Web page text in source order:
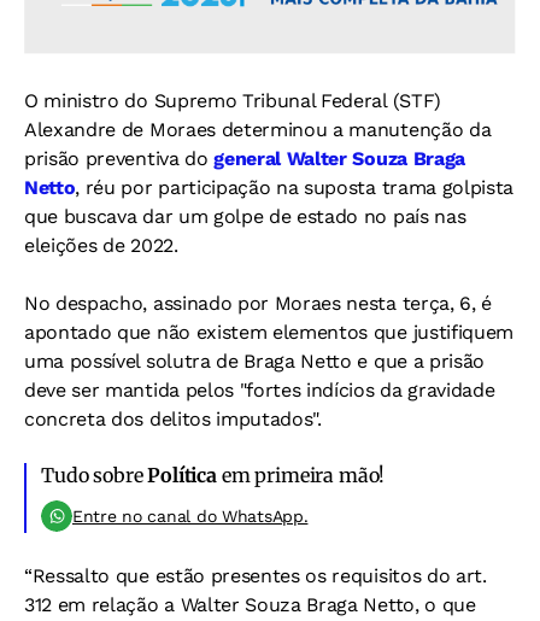
O ministro do Supremo Tribunal Federal (STF)
Alexandre de Moraes determinou a manutenção da
prisão preventiva dogeneral Walter Souza Braga
Netto, réu por participação na suposta trama golpista
que buscava dar um golpe de estado no país nas
eleições de 2022.
No despacho, assinado por Moraes nesta terça, 6, é
apontado que não existem elementos que justifiquem
uma possível solutra de Braga Netto e que a prisão
deve ser mantida pelos "fortes indícios da gravidade
concreta dos delitos imputados".
Tudo sobrePolíticaem primeira mão!
Entre no canal do WhatsApp.
“Ressalto que estão presentes os requisitos do art.
312 em relação a Walter Souza Braga Netto, o que